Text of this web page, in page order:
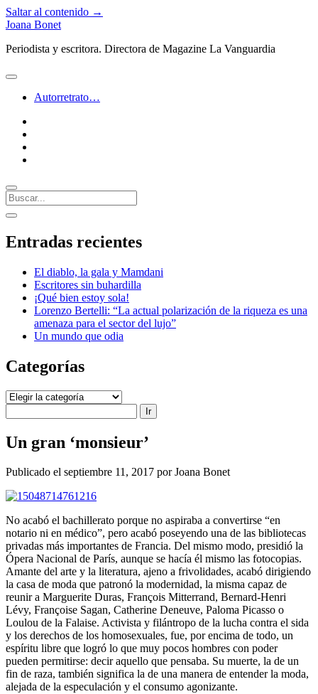
Saltar al contenido →
Joana Bonet
Periodista y escritora. Directora de Magazine La Vanguardia
abrir
Autorretrato…
Buscar
Barra
lateral
abrir
lateral
Entradas recientes
El diablo, la gala y Mamdani
Escritores sin buhardilla
¡Qué bien estoy sola!
Lorenzo Bertelli: “La actual polarización de la riqueza es una
amenaza para el sector del lujo”
Un mundo que odia
Categorías
Categorías
Un gran ‘monsieur’
Publicado el septiembre 11, 2017 por Joana Bonet
No acabó el bachillerato porque no aspiraba a convertirse “en
notario ni en médico”, pero acabó poseyendo una de las bibliotecas
privadas más importantes de Francia. Del mismo modo, presidió la
Ópera Nacional de París, aunque se hacía él mismo las fotocopias.
Amante del arte y la literatura, ajeno a frivolidades, acabó dirigiendo
la casa de moda que patronó la modernidad, la misma capaz de
reunir a Marguerite Duras, François Mitterrand, Bernard-Henri
Lévy, Françoise Sagan, Catherine Deneuve, Paloma Picasso o
Loulou de la Falaise. Activista y filántropo de la lucha contra el sida
y los derechos de los homosexuales, fue, por encima de todo, un
espíritu libre que logró lo que muy pocos hombres con poder
pueden permitirse: decir aquello que pensaba. Su muerte, la de un
fin de raza, también significa la de una manera de entender la moda,
alejada de la especulación y el consumo agonizante.